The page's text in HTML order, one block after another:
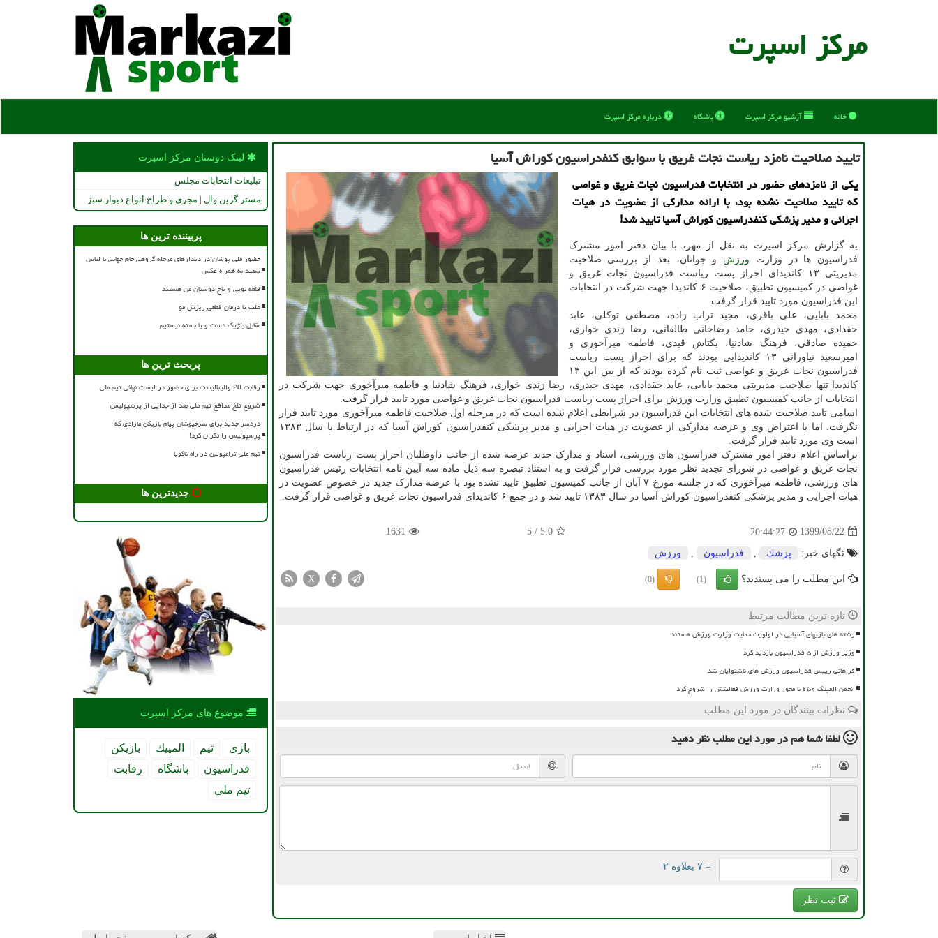
مركز اسپرت
خانه آرشیو مركز اسپرت باشگاه درباره مركز اسپرت
تایید صلاحیت نامزد ریاست نجات غریق با سوابق كنفدراسیون كوراش آسیا
یكی از نامزدهای حضور در انتخابات فدراسیون نجات غریق و غواصی
كه تایید صلاحیت نشده بود، با ارائه مداركی از عضویت در هیات
اجرائی و مدیر پزشكی كنفدراسیون كوراش آسیا تایید شد!
به گزارش مرکز اسپرت به نقل از مهر، با بیان دفتر امور مشترک
فدراسیون ها در وزارت ورزش و جوانان، بعد از بررسی صلاحیت
مدیریتی ۱۳ کاندیدای احراز پست ریاست فدراسیون نجات غریق و
غواصی در کمیسیون تطبیق، صلاحیت ۶ کاندیدا جهت شرکت در انتخابات
این فدراسیون مورد تایید قرار گرفت.
محمد بابایی، علی باقری، مجید تراب زاده، مصطفی توکلی، عابد
حقدادی، مهدی حیدری، حامد رضاخانی طالقانی، رضا زندی خواری،
حمیده صادقی، فرهنگ شادنیا، بکتاش قیدی، فاطمه میرآخوری و
امیرسعید نیاورانی ۱۳ کاندیدایی بودند که برای احراز پست ریاست
فدراسیون نجات غریق و غواصی ثبت نام کرده بودند که از بین این ۱۳
کاندیدا تنها صلاحیت مدیریتی محمد بابایی، عابد حقدادی، مهدی حیدری، رضا زندی خواری، فرهنگ شادنیا و فاطمه میرآخوری جهت شرکت در
انتخابات از جانب کمیسیون تطبیق وزارت ورزش برای احراز پست ریاست فدراسیون نجات غریق و غواصی مورد تایید قرار گرفت.
اسامی تایید صلاحیت شده های انتخابات این فدراسیون در شرایطی اعلام شده است که در مرحله اول صلاحیت فاطمه میرآخوری مورد تایید قرار
نگرفت. اما با اعتراض وی و عرضه مدارکی از عضویت در هیات اجرایی و مدیر پزشکی کنفدراسیون کوراش آسیا که در ارتباط با سال ۱۳۸۳
است وی مورد تایید قرار گرفت.
براساس اعلام دفتر امور مشترک فدراسیون های ورزشی، اسناد و مدارک جدید عرضه شده از جانب داوطلبان احراز پست ریاست فدراسیون
نجات غریق و غواصی در شورای تجدید نظر مورد بررسی قرار گرفت و به استناد تبصره سه ذیل ماده سه آیین نامه انتخابات رئیس فدراسیون
های ورزشی، فاطمه میرآخوری که در جلسه مورخ ۷‬ آبان‬ از جانب کمیسیون تطبیق تایید نشده بود با عرضه مدارک جدید در خصوص عضویت در
هیات اجرایی و مدیر پزشکی کنفدراسیون کوراش آسیا در سال ۱۳۸۳ تایید شد و در جمع ۶ کاندیدای فدراسیون نجات غریق و غواصی قرار گرفت.
1399/08/22
20:44:27
5.0
/
5
1631
تگهای خبر: پزشك فدراسیون ورزش
این مطلب را می پسندید؟ (1)
(0)
X
تازه ترین مطالب مرتبط
رشته های بازیهای آسیایی در اولویت حمایت وزارت ورزش هستند
وزیر ورزش از ۵ فدراسیون بازدید کرد
فراهانی رییس فدراسیون ورزش های ناشنوایان شد
انجمن المپیک ویژه با مجوز وزارت ورزش فعالیتش را شروع کرد
نظرات بینندگان در مورد این مطلب
لطفا شما همدر مورد این مطلبنظر دهید
= ۷ بعلاوه ۲
ثبت نظر
لینک دوستان مركز اسپرت
تبلیغات انتخابات مجلس
مستر گرین وال | مجری و طراح انواع دیوار سبز
پربیننده ترین ها
حضور ملی پوشان در دیدارهای مرحله گروهی جام جهانی با لباس
سفید به همراه عکس
قلعه نویی و تاج دوستان من هستند
علت تا درمان قطعی ریزش مو
مقابل بلژیک دست و پا بسته نیستیم
پربحث ترین ها
رقابت 28 والیبالیست برای حضور در لیست نهائی تیم ملی
شروع تلخ مدافع تیم ملی بعد از جدایی از پرسپولیس
دردسر جدید برای سرخپوشان پیام بازیکن مازادی که
پرسپولیس را نگران کرد!
تیم ملی ترامپولین در راه ناگویا
جدیدترین ها
موضوع های مركز اسپرت
بازی تیم المپیك
بازیكن
فدراسیون
باشگاه
رقابت
تیم ملی